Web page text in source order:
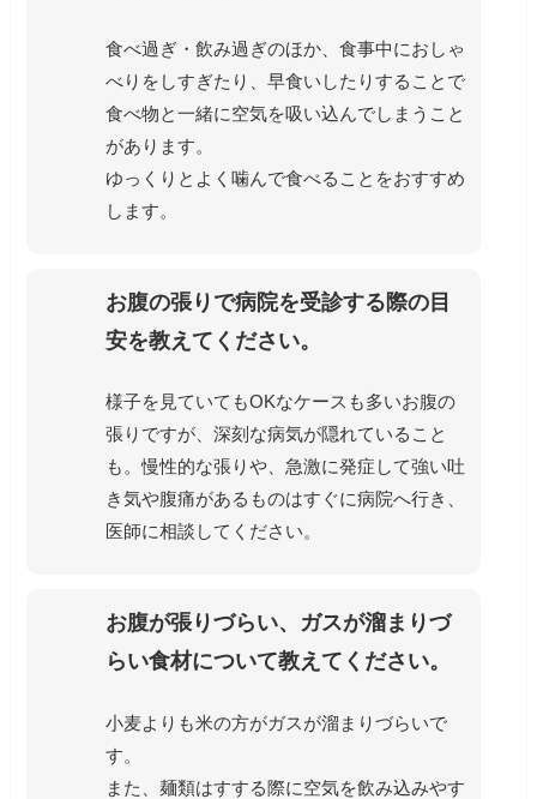
食べ過ぎ・飲み過ぎのほか、食事中におしゃ
べりをしすぎたり、早食いしたりすることで
食べ物と一緒に空気を吸い込んでしまうこと
があります。
ゆっくりとよく噛んで食べることをおすすめ
します。
お腹の張りで病院を受診する際の目
安を教えてください。
様子を見ていてもOKなケースも多いお腹の
張りですが、深刻な病気が隠れていること
も。慢性的な張りや、急激に発症して強い吐
き気や腹痛があるものはすぐに病院へ行き、
医師に相談してください。
お腹が張りづらい、ガスが溜まりづ
らい食材について教えてください。
小麦よりも米の方がガスが溜まりづらいで
す。
また、麺類はすする際に空気を飲み込みやす